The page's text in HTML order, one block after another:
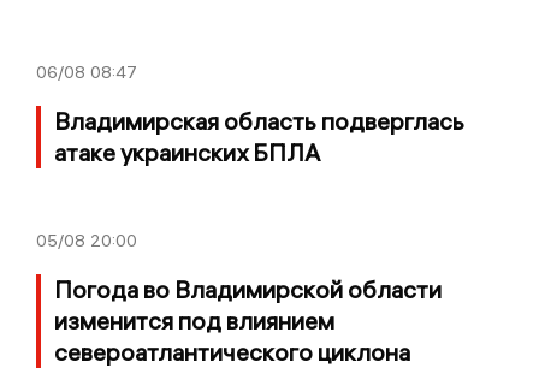
06/08 08:47
Владимирская область подверглась
атаке украинских БПЛА
05/08 20:00
Погода во Владимирской области
изменится под влиянием
североатлантического циклона